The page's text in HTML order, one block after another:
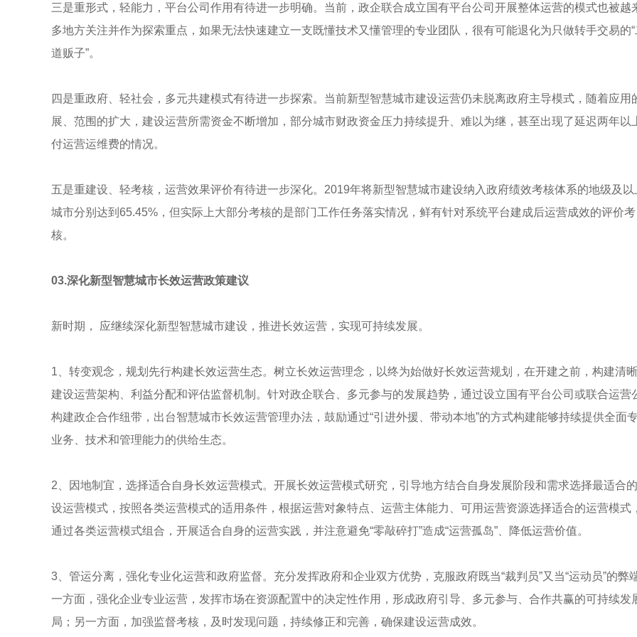
三是重形式，轻能力，平台公司作用有待进一步明确。当前，政企联合成立国有平台公司开展整体运营的模式也被越
多地方关注并作为探索重点，如果无法快速建立一支既懂技术又懂管理的专业团队，很有可能退化为只做转手交易的“
道贩子”。
四是重政府、轻社会，多元共建模式有待进一步探索。当前新型智慧城市建设运营仍未脱离政府主导模式，随着应用
展、范围的扩大，建设运营所需资金不断增加，部分城市财政资金压力持续提升、难以为继，甚至出现了延迟两年以
付运营运维费的情况。
五是重建设、轻考核，运营效果评价有待进一步深化。2019年将新型智慧城市建设纳入政府绩效考核体系的地级及以
城市分别达到65.45%，但实际上大部分考核的是部门工作任务落实情况，鲜有针对系统平台建成后运营成效的评价考
核。
03.深化新型智慧城市长效运营政策建议
新时期， 应继续深化新型智慧城市建设，推进长效运营，实现可持续发展。
1、转变观念，规划先行构建长效运营生态。树立长效运营理念，以终为始做好长效运营规划，在开建之前，构建清
建设运营架构、利益分配和评估监督机制。针对政企联合、多元参与的发展趋势，通过设立国有平台公司或联合运营
构建政企合作纽带，出台智慧城市长效运营管理办法，鼓励通过“引进外援、带动本地”的方式构建能够持续提供全面
业务、技术和管理能力的供给生态。
2、因地制宜，选择适合自身长效运营模式。开展长效运营模式研究，引导地方结合自身发展阶段和需求选择最适合
设运营模式，按照各类运营模式的适用条件，根据运营对象特点、运营主体能力、可用运营资源选择适合的运营模式
通过各类运营模式组合，开展适合自身的运营实践，并注意避免“零敲碎打”造成“运营孤岛”、降低运营价值。
3、管运分离，强化专业化运营和政府监督。充分发挥政府和企业双方优势，克服政府既当“裁判员”又当“运动员”的弊端
一方面，强化企业专业运营，发挥市场在资源配置中的决定性作用，形成政府引导、多元参与、合作共赢的可持续发
局；另一方面，加强监督考核，及时发现问题，持续修正和完善，确保建设运营成效。